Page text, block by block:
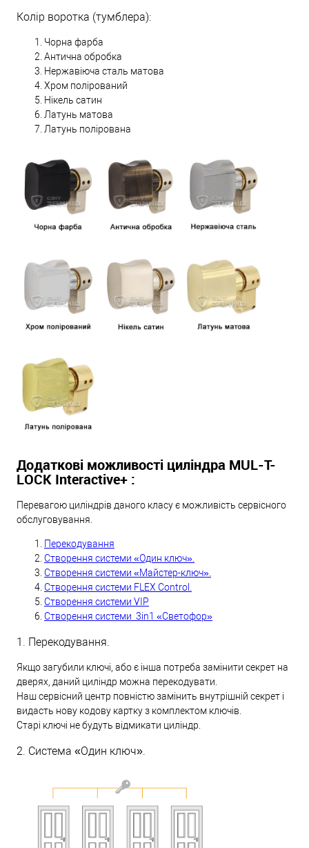
Колір воротка (тумблера):
Чорна фарба
Антична обробка
Нержавіюча сталь матова
Хром полірований
Нікель сатин
Латунь матова
Латунь полірована
Додаткові можливості циліндра MUL-T-
LOCK Interactive+ :
Перевагою циліндрів даного класу є можливість сервісного
обслуговування.
Перекодування
Створення системи «Один ключ».
Створення системи «Майстер-ключ».
Створення системи FLEX Control.
Створення системи VIP
Створення системи 3in1 «Светофор»
1. Перекодування.
Якщо загубили ключі, або є інша потреба замінити секрет на
дверях, даний циліндр можна перекодувати.
Наш сервісний центр повністю замінить внутрішній секрет і
видасть нову кодову картку з комплектом ключів.
Старі ключі не будуть відмикати циліндр.
2. Система «Один ключ».